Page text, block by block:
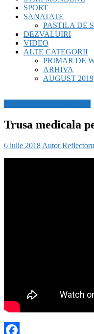
SPORT
SANATATE
PASTILA DE
DEZVALUIRI
VIDEO
ALTE CATEGORII
PRIMAR DE
ARHIVA
AUGUST 2019
Trusa medicala
6 iulie 2018 Autor